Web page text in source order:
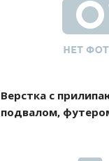
Верстка с
подвалом,